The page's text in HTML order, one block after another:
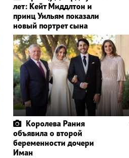
лет: Кейт Миддлтон и
принц Уильям показали
новый портрет сына
Королева Рания
объявила о второй
беременности дочери
Иман